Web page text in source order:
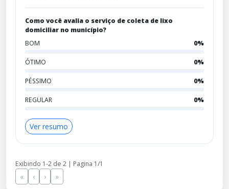
Como você avalia o serviço de coleta de lixo
domiciliar no município?
BOM
0%
ÓTIMO 0%
PÉSSIMO 0%
REGULAR 0%
Ver resumo
Exibindo 1-2 de 2 | Pagina 1/1
« ‹ › »